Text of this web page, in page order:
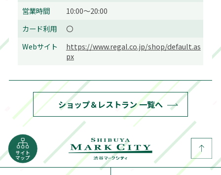
営業時間
10:00～20:00
カード利用
〇
Webサイト
https://www.regal.co.jp/shop/default.as
px
ショップ＆レストラン 一覧へ
サイト
マップ